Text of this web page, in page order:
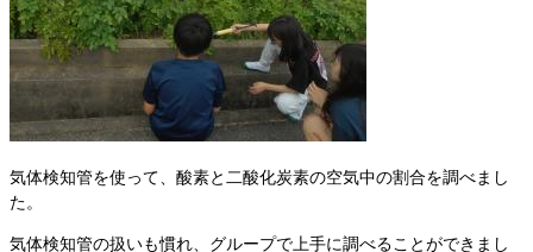
気体検知管を使って、酸素と二酸化炭素の空気中の割合を調べまし
た。
気体検知管の扱いも慣れ、グループで上手に調べることができまし